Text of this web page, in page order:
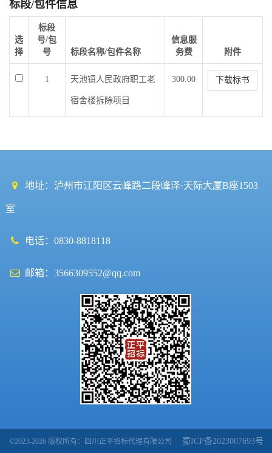
标段/包件信息
选
择
标段
号/包
号
标段名称/包件名称
信息服
务费
附件
1 天池镇人民政府职工老
宿舍楼拆除项目
300.00 下载标书
地址：泸州市江阳区云峰路二段峰泽·天际大厦B座1503
室
电话：0830-8818118
邮箱：3566309552@qq.com
©2023-2026 版权所有：四川正平招标代理有限公司 蜀ICP备2023007693号